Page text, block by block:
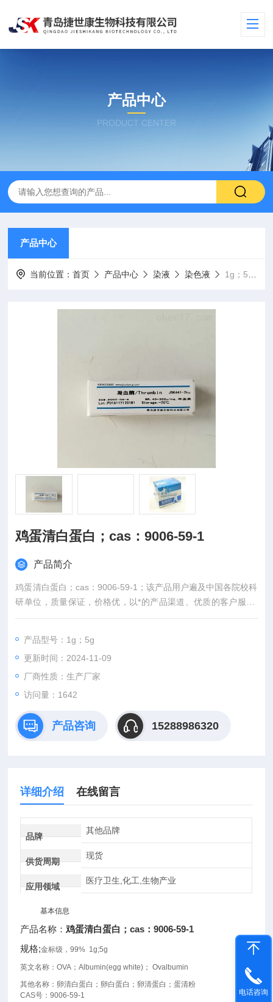
产品中心
PRODUCT CENTER
产品中心
当前位置：首页 产品中心 染液 染色液 1g；5g鸡蛋清白蛋白；cas：9006-59-1
鸡蛋清白蛋白；cas：9006-59-1
产品简介
鸡蛋清白蛋白；cas：9006-59-1；该产品用户遍及中国各院校科
研单位，质量保证，价格优，以*的产品渠道、优质的客户服务,
节约您的每一份经费，欢迎咨询订购。
产品型号：1g；5g
更新时间：2024-11-09
厂商性质：生产厂家
访问量：1642
产品咨询 15288986320
详细介绍 在线留言
品牌
其他品牌
供货周期
现货
应用领域
医疗卫生,化工,生物产业
基本信息
产品名称：鸡蛋清白蛋白；cas：9006-59-1
规格;金标级，99% 1g;5g
英文名称：OVA ；Albumin(egg white) ；
Ovalbumin
其他名称：卵清白蛋白；卵白蛋白；卵清蛋白；蛋清粉
CAS号：9006-59-1
电话咨询